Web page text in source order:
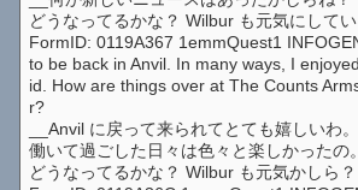
どうなってるかな？ Wilbur も元気にして
FormID: 0119A367 1emmQuest1
to be back in Anvil. In many ways, I
id. How are things over at The Counts
r?
__Anvil に戻って来られてとても嬉しいわ
働いて過ごした日々は色々と楽しかったの
どうなってるかな？ Wilbur も元気かしら？